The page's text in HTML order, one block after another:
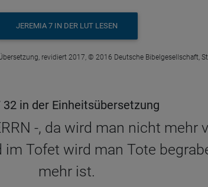
JEREMIA 7 IN DER LUT LESEN
revidiert 2017, © 2016 Deutsche Bibelgesellschaft,
32 in der Einheitsübersetzung
-, da wird man nicht mehr
Tofet wird man Tote
mehr ist.